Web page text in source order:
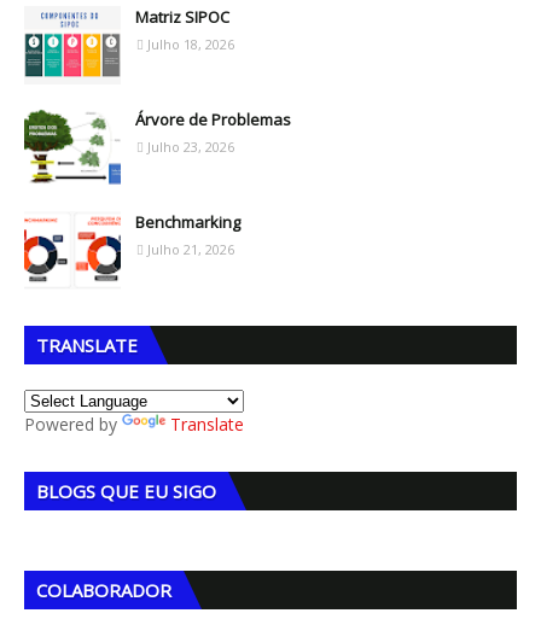
Matriz SIPOC
Julho 18, 2026
Árvore de Problemas
Julho 23, 2026
Benchmarking
Julho 21, 2026
TRANSLATE
Powered by Translate
BLOGS QUE EU SIGO
COLABORADOR